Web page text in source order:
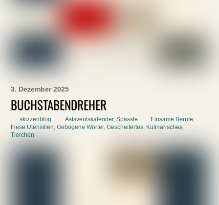
3. Dezember 2025
BUCHSTABENDREHER
skizzenblog Astsventskalender,Spässle Einsame Berufe
Fiese Utensilien ,Gebogene Wörter,Gescheitertes Kulinarisches
Tierchen